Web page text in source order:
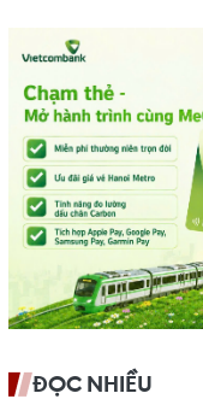
ĐỌC NHIỀU